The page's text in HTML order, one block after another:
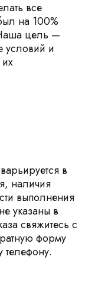
все
на 100%
цель —
условий и
в
наличия
выполнения
указаны в
свяжитесь с
форму
телефону.